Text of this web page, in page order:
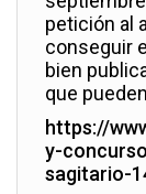
petición al
conseguir
bien
que
https://
y-
sagitario-